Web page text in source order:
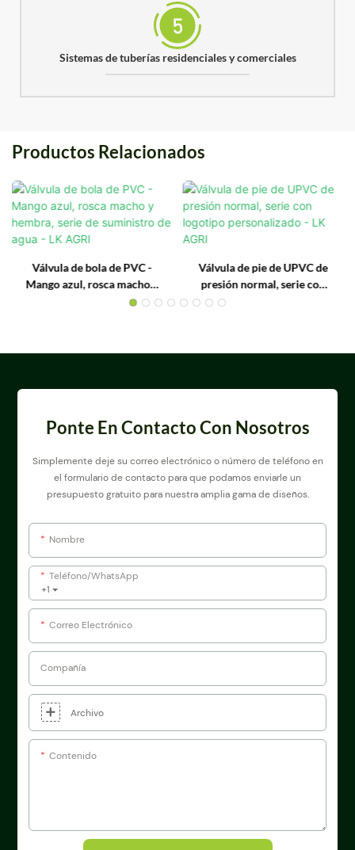
Sistemas de tuberías residenciales y comerciales
Productos Relacionados
Válvula de bola de PVC -
Mango azul, rosca macho y
hembra, serie de suministro
Válvula de pie de UPVC de
presión normal, serie con
logotipo personalizado - LK
Ponte En Contacto Con Nosotros
Simplemente deje su correo electrónico o número de teléfono en
el formulario de contacto para que podamos enviarle un
presupuesto gratuito para nuestra amplia gama de diseños.
Nombre
+1
Teléfono/WhatsApp
Correo Electrónico
Compañía
Archivo
Contenido